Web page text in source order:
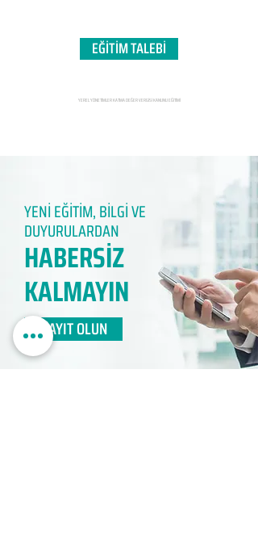
EĞİTİM TALEBİ
YEREL YÖNETİMLER KATMA DEĞER VERGİSİ KANUNU EĞİTİMİ
YENİ EĞİTİM, BİLGİ VE
DUYURULARDAN
HABERSİZ
KALMAYIN​
KAYIT OLUN